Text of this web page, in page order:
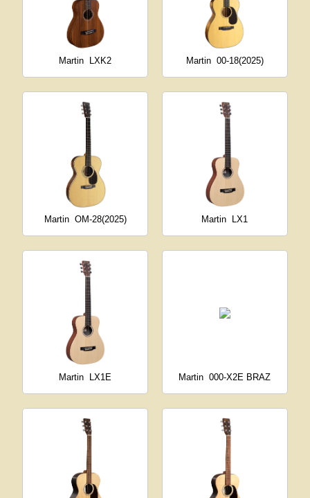
Martin LXK2 Martin 00-18(2025)
Martin OM-28(2025) Martin LX1
Martin LX1E Martin 000-X2E BRAZ